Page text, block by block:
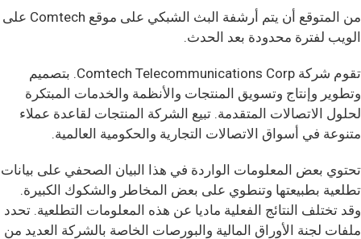
من المتوقع أن يتم أرشفة البث الشبكي على موقع Comtech على
الويب لفترة محدودة بعد الحدث.
تقوم شركة Comtech Telecommunications Corp. بتصميم
وتطوير وإنتاج وتسويق المنتجات والأنظمة والخدمات المبتكرة
لحلول الاتصالات المتقدمة. تبيع الشركة المنتجات لقاعدة عملاء
متنوعة في أسواق الاتصالات التجارية والحكومية العالمية.
تحتوي بعض المعلومات الواردة في هذا البيان الصحفي على بيانات
تطلعية بطبيعتها وتنطوي على بعض المخاطر والشكوك الكبيرة.
وقد تختلف النتائج الفعلية ماديا عن هذه المعلومات التطلعية. تحدد
ملفات لجنة الأوراق المالية والبورصات الخاصة بالشركة العديد من